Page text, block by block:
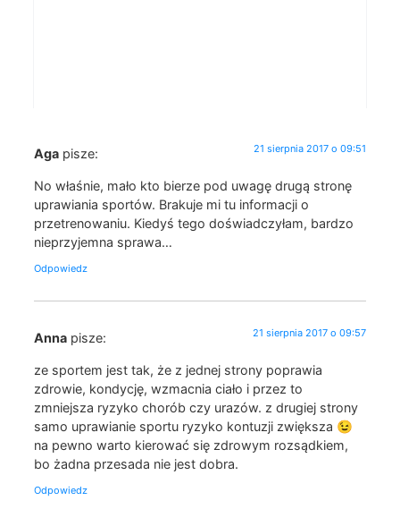
Aga pisze: 21 sierpnia 2017 o 09:51
No właśnie, mało kto bierze pod uwagę drugą stronę
uprawiania sportów. Brakuje mi tu informacji o
przetrenowaniu. Kiedyś tego doświadczyłam, bardzo
nieprzyjemna sprawa…
Odpowiedz
Anna pisze: 21 sierpnia 2017 o 09:57
ze sportem jest tak, że z jednej strony poprawia
zdrowie, kondycję, wzmacnia ciało i przez to
zmniejsza ryzyko chorób czy urazów. z drugiej strony
samo uprawianie sportu ryzyko kontuzji zwiększa 😉
na pewno warto kierować się zdrowym rozsądkiem,
bo żadna przesada nie jest dobra.
Odpowiedz